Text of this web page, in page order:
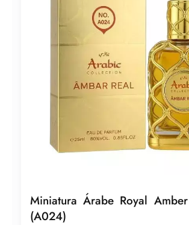
Miniatura Árabe Royal
(A024)